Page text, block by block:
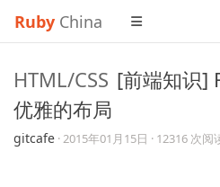
Ruby China
HTML/CSS [前端知识]
优雅的布局
gitcafe ·2015年01月15日 · 12316 次阅